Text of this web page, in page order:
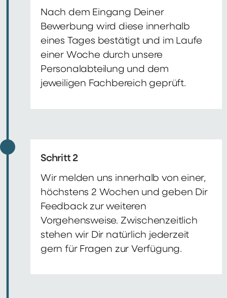
Nach dem Eingang Deiner
Bewerbung wird diese innerhalb
eines Tages bestätigt und im Laufe
einer Woche durch unsere
Personalabteilung und dem
jeweiligen Fachbereich geprüft.
Schritt 2
Wir melden uns innerhalb von einer,
höchstens 2 Wochen und geben Dir
Feedback zur weiteren
Vorgehensweise. Zwischenzeitlich
stehen wir Dir natürlich jederzeit
gern für Fragen zur Verfügung.